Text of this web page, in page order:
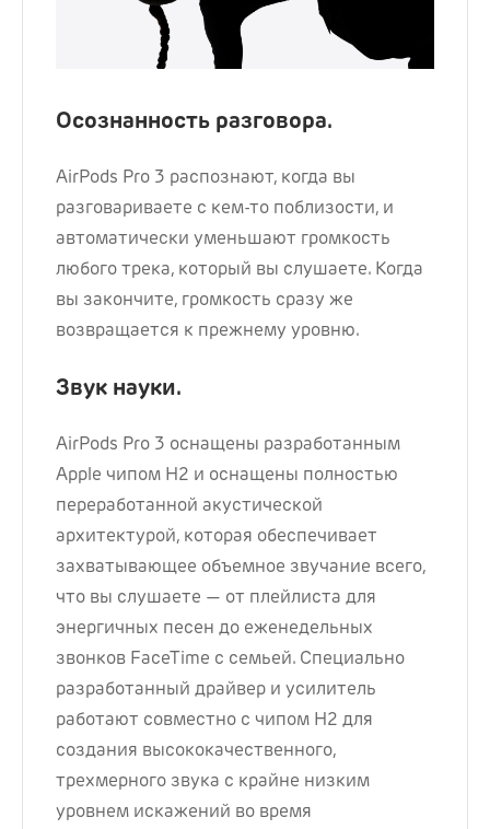
Осознанность разговора.
AirPods Pro 3 распознают, когда вы
разговариваете с кем-то поблизости, и
автоматически уменьшают громкость
любого трека, который вы слушаете. Когда
вы закончите, громкость сразу же
возвращается к прежнему уровню.
Звук науки.
AirPods Pro 3 оснащены разработанным
Apple чипом H2 и оснащены полностью
переработанной акустической
архитектурой, которая обеспечивает
захватывающее объемное звучание всего,
что вы слушаете — от плейлиста для
энергичных песен до еженедельных
звонков FaceTime с семьей. Специально
разработанный драйвер и усилитель
работают совместно с чипом H2 для
создания высококачественного,
трехмерного звука с крайне низким
уровнем искажений во время